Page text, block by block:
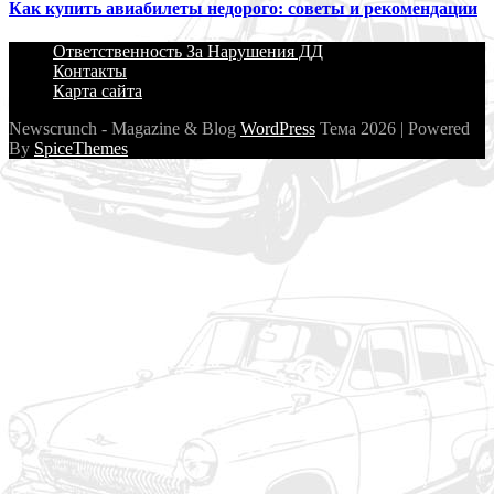
Как купить авиабилеты недорого: советы и рекомендации
Ответственность За Нарушения ДД
Контакты
Карта сайта
Newscrunch - Magazine & Blog WordPress Тема 2026 | Powered
By SpiceThemes